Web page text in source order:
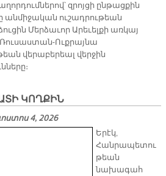
զրոյցի ընթացքին
ուշադրութեան
Մերձաւոր Արեւելքի առկայ
Ուքրայնա
վերաբերեալ վերջին
ԿՈՂՔԻՆ
4, 2026
Երէկ,
Հանրապետու
թեան
նախագահ